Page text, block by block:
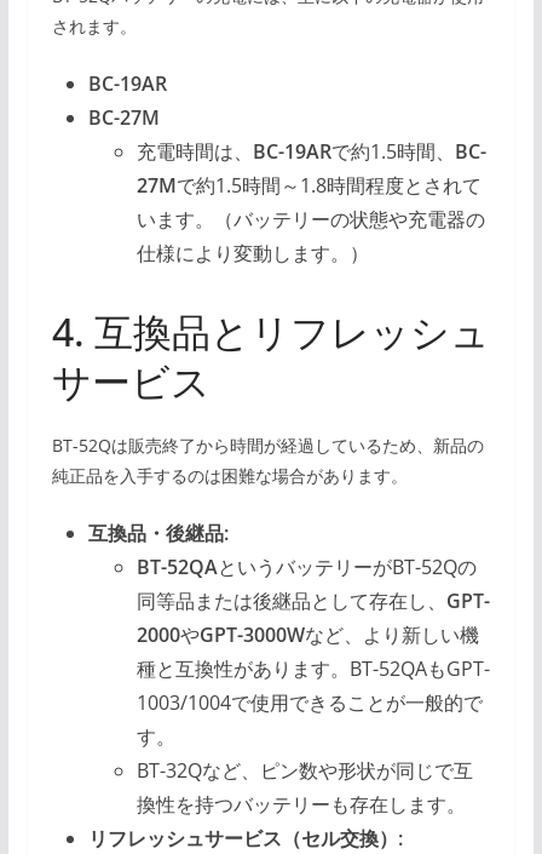
されます。
BC-19AR
BC-27M
充電時間は、 BC-19ARで約1.5時間、 BC-
27Mで約1.5時間～1.8時間程度とされて
います。（バッテリーの状態や充電器の
仕様により変動します。）
4. 互換品とリフレッシュ
サービス
BT-52Qは販売終了から時間が経過しているため、新品の
純正品を入手するのは困難な場合があります。
互換品・後継品:
BT-52QAというバッテリーがBT-52Qの
同等品または後継品として存在し、 GPT-
2000やGPT-3000Wなど、より新しい機
種と互換性があります。BT-52QAもGPT-
1003/1004で使用できることが一般的で
す。
BT-32Qなど、ピン数や形状が同じで互
換性を持つバッテリーも存在します。
リフレッシュサービス（セル交換）: